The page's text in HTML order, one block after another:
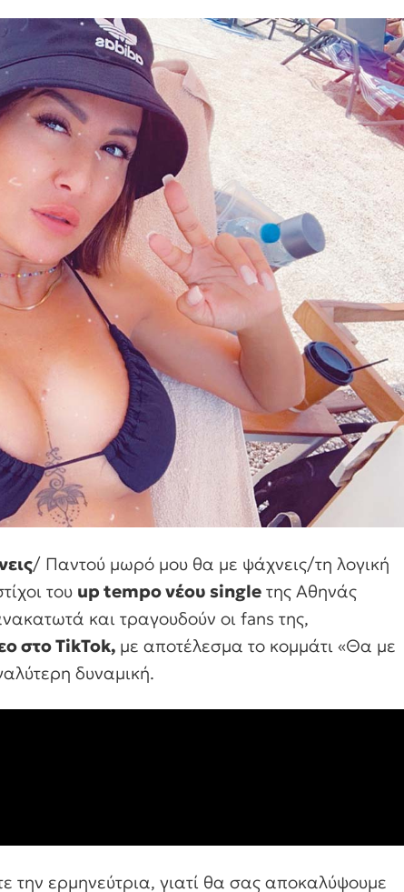
/ Παντού μωρό μου θα με ψάχνεις/τη λογική
του up tempo νέου single της Αθηνάς
και τραγουδούν οι fans της,
στο TikTok, με αποτέλεσμα το κομμάτι «Θα με
δυναμική.
την ερμηνεύτρια, γιατί θα σας αποκαλύψουμε